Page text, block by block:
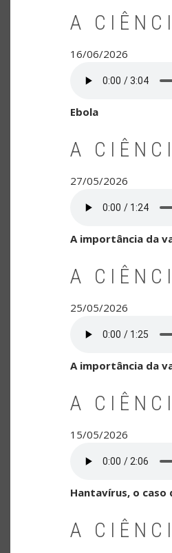
A
16/06/2026
Ebola
A
27/05/2026
A importância da
A
25/05/2026
A importância da
A
15/05/2026
Hantavírus, o caso
A